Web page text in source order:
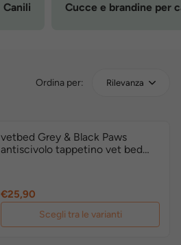
Canili Cucce e brandine per
Ordina per: Rilevanza
vetbed Grey & Black Paws
antiscivolo tappetino vet bed
Prezzo
€25,90
Scegli tra le varianti